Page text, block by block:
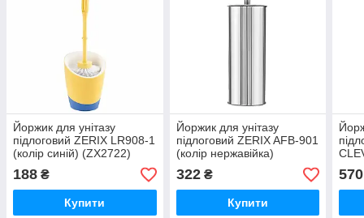
Йоржик для унітазу
підлоговий ZERIX LR908-1
(колір синій) (ZX2722)
188 ₴
Купити
Йоржик для унітазу
підлоговий ZERIX AFB-901
(колір нержавійка)
(ZX5077)
322₴
Купити
570